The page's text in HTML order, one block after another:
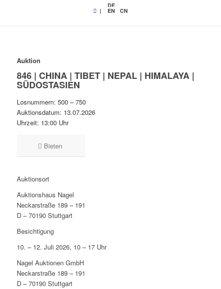
|
DE
EN CN
Auktion
846 | CHINA | TIBET | NEPAL | HIMALAYA |
SÜDOSTASIEN
Losnummern: 500 – 750
Auktionsdatum: 13.07.2026
Uhrzeit: 13:00 Uhr
Bieten
Auktionsort
Auktionshaus Nagel
Neckarstraße 189 – 191
D – 70190 Stuttgart
Besichtigung
10. – 12. Juli 2026, 10 – 17 Uhr
Nagel Auktionen GmbH
Neckarstraße 189 – 191
D – 70190 Stuttgart